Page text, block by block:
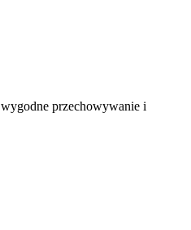
przechowywanie i